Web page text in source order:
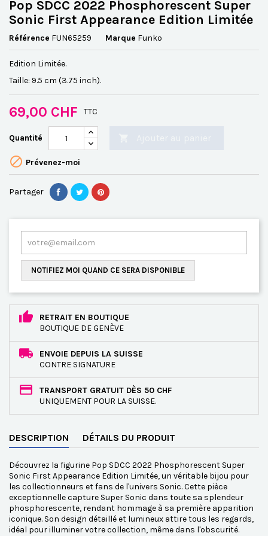
Pop SDCC 2022 Phosphorescent Super
Sonic First Appearance Edition Limitée
Référence FUN65259 Marque Funko
Edition Limitée.
Taille: 9.5 cm (3.75 inch).
69,00 CHF TTC
Quantité
 Prévenez-moi
Partager
NOTIFIEZ MOI QUAND CE SERA DISPONIBLE
RETRAIT EN BOUTIQUE
BOUTIQUE DE GENÈVE
ENVOIE DEPUIS LA SUISSE
CONTRE SIGNATURE
TRANSPORT GRATUIT DÈS 50 CHF
UNIQUEMENT POUR LA SUISSE.
DESCRIPTION DÉTAILS DU PRODUIT
Découvrez la figurine Pop SDCC 2022 Phosphorescent Super
Sonic First Appearance Edition Limitée, un véritable bijou pour
les collectionneurs et fans de l'univers Sonic. Cette pièce
exceptionnelle capture Super Sonic dans toute sa splendeur
phosphorescente, rendant hommage à sa première apparition
iconique. Son design détaillé et lumineux attire tous les regards,
idéal pour illuminer votre collection, même dans l'obscurité.